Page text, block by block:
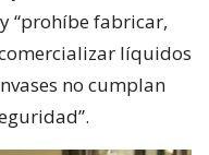
y “prohíbe fabricar,
líquidos
no cumplan